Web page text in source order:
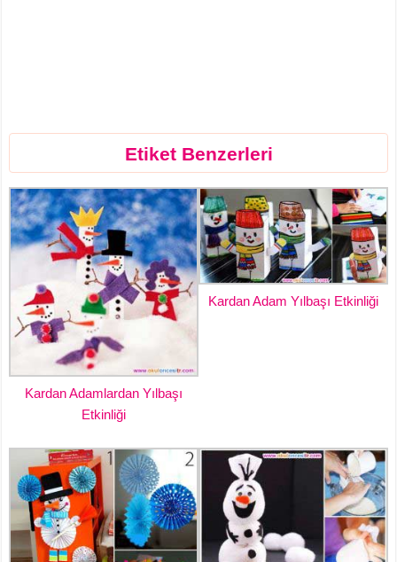
Etiket Benzerleri
Kardan Adamlardan Yılbaşı
Etkinliği
Kardan Adam Yılbaşı Etkinliği